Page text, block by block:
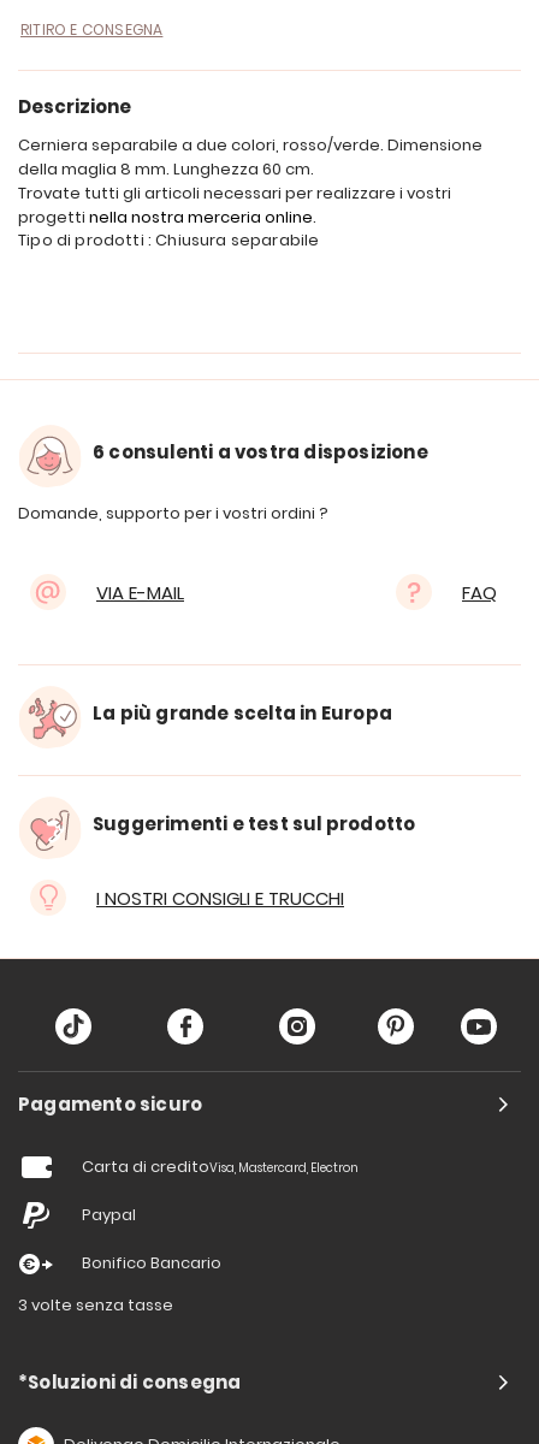
RITIRO E CONSEGNA
Descrizione
Cerniera separabile a due colori, rosso/verde. Dimensione
della maglia 8 mm. Lunghezza 60 cm.
Trovate tutti gli articoli necessari per realizzare i vostri
progetti nella nostra merceria online.
Tipo di prodotti : Chiusura separabile
6 consulenti a vostra disposizione
Domande, supporto per i vostri ordini ?
VIA E-MAIL FAQ
La più grande scelta in Europa
Suggerimenti e test sul prodotto
I NOSTRI CONSIGLI E TRUCCHI
Pagamento sicuro
Carta di creditoVisa, Mastercard, Electron
Paypal
Bonifico Bancario
3 volte senza tasse
*Soluzioni di consegna